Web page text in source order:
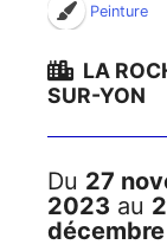
Peinture
LA
SUR-YON
Du 27
2023 au 2